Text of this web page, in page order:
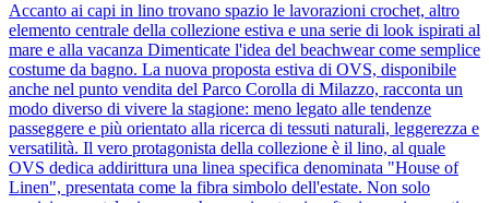
Accanto ai capi in lino trovano spazio le lavorazioni crochet, altro
elemento centrale della collezione estiva e una serie di look ispirati al
mare e alla vacanza Dimenticate l'idea del beachwear come semplice
costume da bagno. La nuova proposta estiva di OVS, disponibile
anche nel punto vendita del Parco Corolla di Milazzo, racconta un
modo diverso di vivere la stagione: meno legato alle tendenze
passeggere e più orientato alla ricerca di tessuti naturali, leggerezza e
versatilità. Il vero protagonista della collezione è il lino, al quale
OVS dedica addirittura una linea specifica denominata "House of
Linen", presentata come la fibra simbolo dell'estate. Non solo